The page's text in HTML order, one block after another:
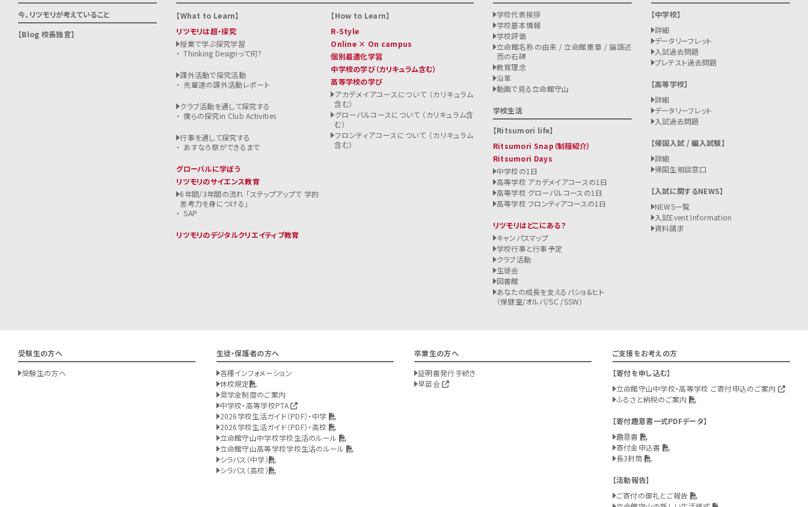
今、リツモリが考えていること
Blog 校長独言
What to Learn
リツモリは超・探究
授業で学ぶ探究学習
Thinking Designって何?
課外活動で探究活動
先輩達の課外活動レポート
クラブ活動を通して探究する
僕らの探究in Club Activities
行事を通して探究する
あすなろ祭ができるまで
グローバルに学ぼう
リツモリのサイエンス教育
6年間/3年間の流れ 「ステップアップで 学的
思考力を身につける」
SAP
リツモリのデジタルクリエイティブ教育
How to Learn
R-Style
Online × On campus
個別最適化学習
中学校の学び（カリキュラム含む）
高等学校の学び
アカデメイアコースについて （カリキュラム
含む）
グローバルコースについて （カリキュラム含
む）
フロンティアコースについて （カリキュラム
含む）
学校代表挨拶
学校基本情報
学校評価
立命館名称の由来 / 立命館憲章 / 論語述
而の石碑
教育理念
沿革
動画で見る立命館守山
学校生活
Ritsumori life
Ritsumori Snap（制服紹介）
Ritsumori Days
中学校の1日
高等学校 アカデメイアコースの1日
高等学校 グローバルコースの1日
高等学校 フロンティアコースの1日
リツモリはどこにある？
キャンパスマップ
学校行事と行事予定
クラブ活動
生徒会
図書館
あなたの成長を支えるバショ&ヒト
（保健室/オルバ/SC /SSW）
中学校
詳細
データリーフレット
入試過去問題
プレテスト過去問題
高等学校
詳細
データリーフレット
入試過去問題
帰国入試 / 編入試験
詳細
帰国生相談窓口
入試に関するNEWS
NEWS一覧
入試Event Information
資料請求
受験生の方へ
受験生の方へ
生徒・保護者の方へ
各種インフォメーション
休校規定
奨学金制度のご案内
中学校・高等学校PTA
2026学校生活ガイド（PDF）・中学
2026学校生活ガイド（PDF）・高校
立命館守山中学校学校生活のルール
立命館守山高等学校学校生活のルール
シラバス（中学）
シラバス（高校）
卒業生の方へ
証明書発行手続き
早苗会
ご支援をお考えの方
寄付を申し込む
立命館守山中学校・高等学校 ご寄付申込のご案内
ふるさと納税のご案内
寄付趣意書一式PDFデータ
趣意書
寄付金申込書
長3封筒
活動報告
ご寄付の御礼とご報告